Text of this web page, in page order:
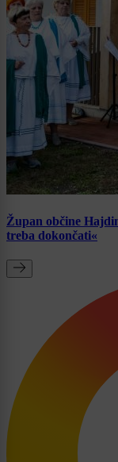
Župan občine
treba dokončati«